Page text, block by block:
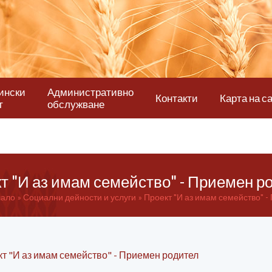
Административно
обслужване
Контакти Карта на
"И аз имам семейство" - Приемен
Социални дейности и услуги Проект "И аз имам семейство"
"И аз имам семейство" - Приемен родител